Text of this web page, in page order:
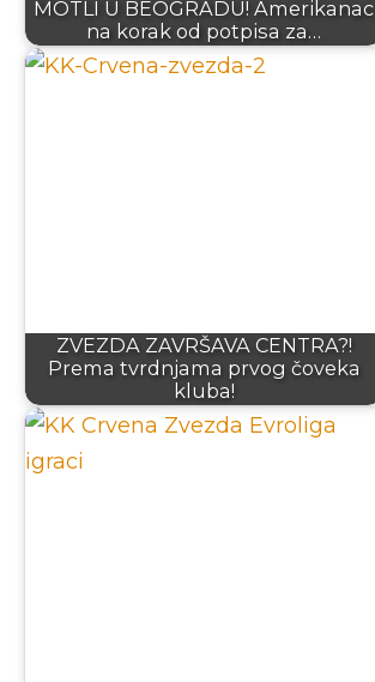
MOTLI U BEOGRADU! Amerikanac
na korak od potpisa za…
ZVEZDA ZAVRŠAVA CENTRA?!
Prema tvrdnjama prvog čoveka
kluba!